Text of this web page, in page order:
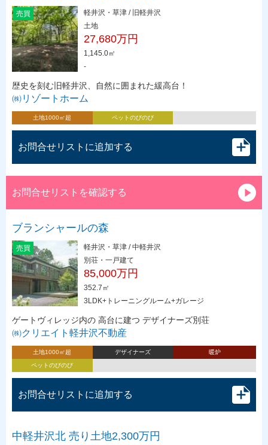
売買
軽井沢・草津 / 旧軽井沢
土地
27,680万円
1,145.0㎡
-
歴史を刻む旧軽井沢、自然に囲まれた緩高台！
㈱リゾートホーム
土地1000㎡超 ペットのびのび
お問合せリストに追加する
お問合せリストを確認する
ブランシャールの森
売買
軽井沢・草津 / 中軽井沢
別荘・一戸建て
85,000万円
352.7㎡
3LDK+トレーニングルーム+ガレージ
ゲートヴィレッジ内の 高台に建つ デザイナーズ別荘
㈱クリエイト軽井沢不動産
土地1000㎡超 デザイナーズ
暖炉
ペットのびのび
お問合せリストに追加する
中軽井沢北 売り土地2,300万円